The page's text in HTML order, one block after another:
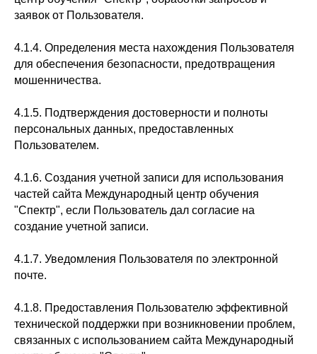
заявок от Пользователя.
4.1.4. Определения места нахождения Пользователя
для обеспечения безопасности, предотвращения
мошенничества.
4.1.5. Подтверждения достоверности и полноты
персональных данных, предоставленных
Пользователем.
4.1.6. Создания учетной записи для использования
частей сайта Международный центр обучения
"Спектр", если Пользователь дал согласие на
создание учетной записи.
4.1.7. Уведомления Пользователя по электронной
почте.
4.1.8. Предоставления Пользователю эффективной
технической поддержки при возникновении проблем,
связанных с использованием сайта Международный